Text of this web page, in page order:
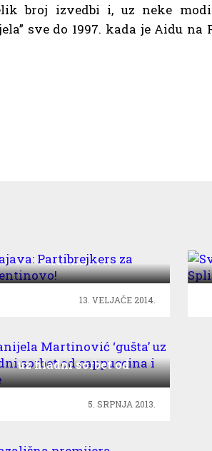
broj izvedbi i, uz neke
sve do 1997. kada je Aidu
Valentinovo!
13. VELJAČE 2014.
Martinović ‘gušta’
uz hladni sorbet od
cappuccina i loze
5. SRPNJA 2013.